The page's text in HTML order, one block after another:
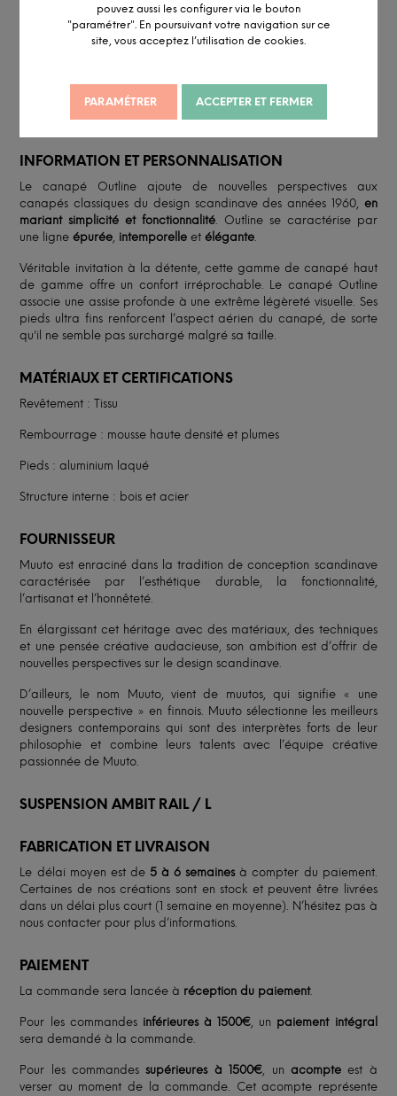
pouvez aussi les configurer via le bouton
"paramétrer". En poursuivant votre navigation sur ce
site, vous acceptez l’utilisation de cookies.
PARAMÉTRER ACCEPTER ET FERMER
Remise professionnelle
DESCRIPTION DÉTAILLÉE
INFORMATION ET PERSONNALISATION
Le canapé Outline ajoute de nouvelles perspectives aux
canapés classiques du design scandinave des années 1960, en
mariant simplicité et fonctionnalité. Outline se caractérise par
une ligneépurée, intemporelle etélégante.
Véritable invitation à la détente, cette gamme de canapé haut
de gamme offre un confort irréprochable. Le canapé Outline
associe une assise profonde à une extrême légèreté visuelle. Ses
pieds ultra fins renforcent l’aspect aérien du canapé, de sorte
qu'il ne semble pas surchargé malgré sa taille.
MATÉRIAUX ET CERTIFICATIONS
Revêtement : Tissu
Rembourrage : mousse haute densité et plumes
Pieds : aluminium laqué
Structure interne : bois et acier
FOURNISSEUR
Muuto est enraciné dans la tradition de conception scandinave
caractérisée par l’esthétique durable, la fonctionnalité,
l’artisanat et l’honnêteté.
En élargissant cet héritage avec des matériaux, des techniques
et une pensée créative audacieuse, son ambition est d’offrir de
nouvelles perspectives sur le design scandinave.
D’ailleurs, le nom Muuto, vient de muutos, qui signifie « une
nouvelle perspective » en finnois. Muuto sélectionne les meilleurs
designers contemporains qui sont des interprètes forts de leur
philosophie et combine leurs talents avec l’équipe créative
passionnée de Muuto.
SUSPENSION AMBIT RAIL / L
FABRICATION ET LIVRAISON
Le délai moyen est de 5 à 6 semainesà compter du paiement.
Certaines de nos créations sont en stock et peuvent être livrées
dans un délai plus court (1 semaine en moyenne). N’hésitez pas à
nous contacter pour plus d’informations.
PAIEMENT
La commande sera lancée à réception du paiement.
Pour les commandes inférieures à 1500€, un paiement intégral
sera demandé à la commande.
Pour les commandessupérieures à 1500€, un acompteest à
verser au moment de la commande. Cet acompte représente